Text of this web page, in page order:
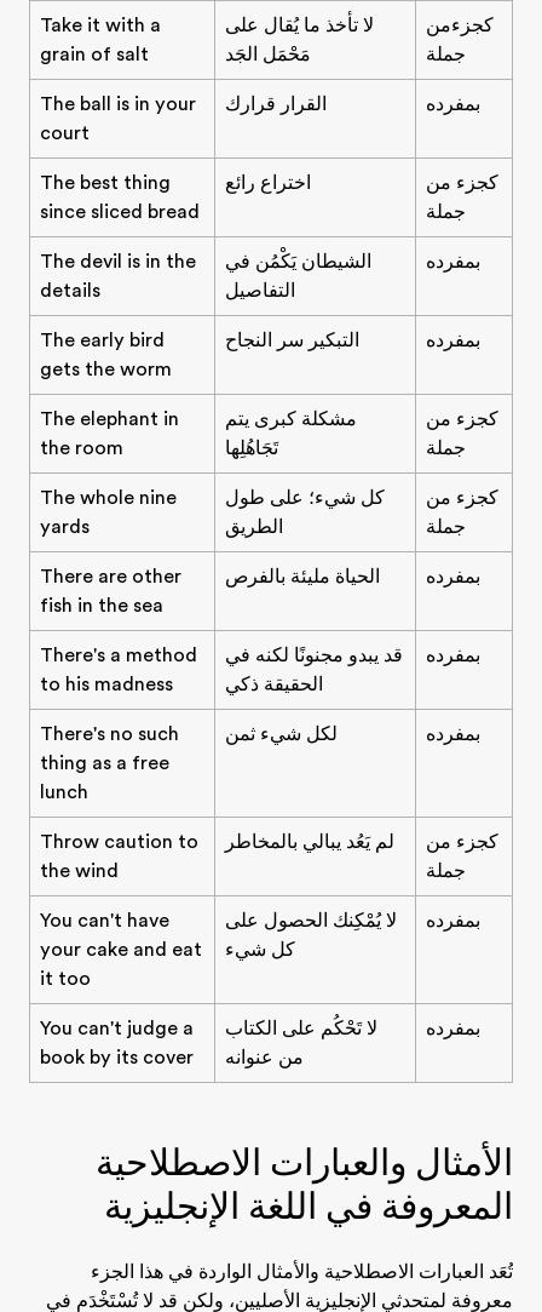
Take it with a
grain of salt
لا تأخذ ما يُقال على
مَحْمَل الجَد
كجزءمن
جملة
The ball is in your
court
القرار قرارك بمفرده
The best thing
since sliced bread
اختراع رائع
كجزء من
جملة
The devil is in the
details
الشيطان يَكْمُن في
التفاصيل
بمفرده
The early bird
gets the worm
التبكير سر النجاح بمفرده
The elephant in
the room
مشكلة كبرى يتم
تَجَاهُلِها
كجزء من
جملة
The whole nine
yards
كل شيء؛ على طول
الطريق
كجزء من
جملة
There are other
fish in the sea
الحياة مليئة بالفرص بمفرده
There's a method
to his madness
قد يبدو مجنونًا لكنه في
الحقيقة ذكي
بمفرده
There's no such
thing as a free
lunch
لكل شيء ثمن بمفرده
Throw caution to
the wind
لم يَعُد يبالي بالمخاطر
كجزء من
جملة
You can't have
your cake and eat
it too
لا يُمْكِنك الحصول على
كل شيء
بمفرده
You can't judge a
book by its cover
لا تَحْكُم على الكتاب
من عنوانه
بمفرده
الأمثال والعبارات الاصطلاحية
المعروفة في اللغة الإنجليزية
تُعَد العبارات الاصطلاحية والأمثال الواردة في هذا الجزء
معروفة لمتحدثي الإنجليزية الأصليين، ولكن قد لا تُسْتَخْدَم في